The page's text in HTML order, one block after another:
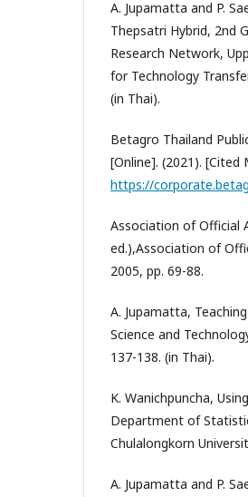
A. Jupamatta and P.
Thepsatri Hybrid, 2nd
Research Network,
for Technology
(in Thai).
Betagro Thailand
[Online]. (2021). [Cited
https://
Association of Official
ed.),Association of
2005, pp. 69-88.
A. Jupamatta,
Science and
137-138. (in Thai).
K. Wanichpuncha,
Department of
Chulalongkorn
A. Jupamatta and P.